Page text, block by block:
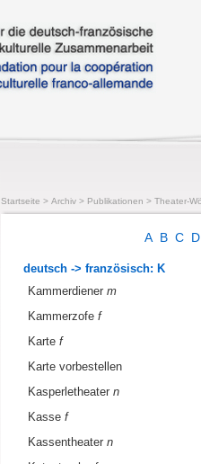
Startseite > Archiv > Publikationen > Theater-
A B C
deutsch -> französisch: K
Kammerdiener m
Kammerzofe f
Karte f
Karte vorbestellen
Kasperletheater n
Kasse f
Kassentheater n